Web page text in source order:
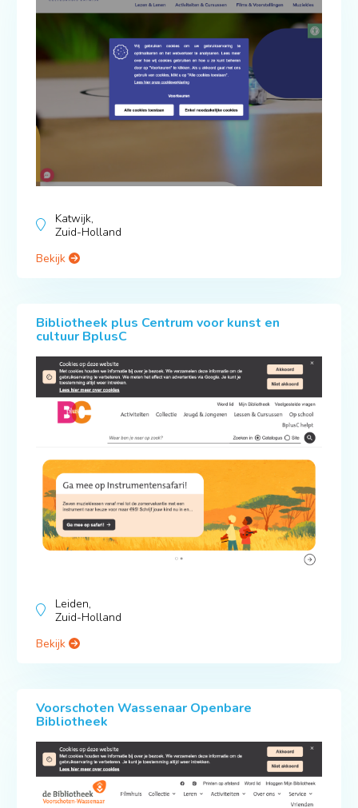
Katwijk,
Zuid-Holland
Bekijk
Bibliotheek plus Centrum voor kunst en
cultuur BplusC
Leiden,
Zuid-Holland
Bekijk
Voorschoten Wassenaar Openbare
Bibliotheek